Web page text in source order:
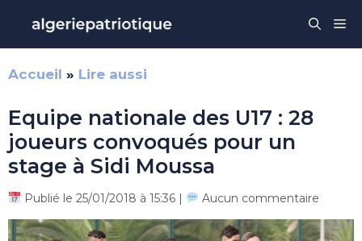
contenu
Accueil » Lire aussi
Equipe nationale des U17 : 28
joueurs convoqués pour un
stage à Sidi Moussa
Publié le 25/01/2018 à 15:36 | Aucun commentaire